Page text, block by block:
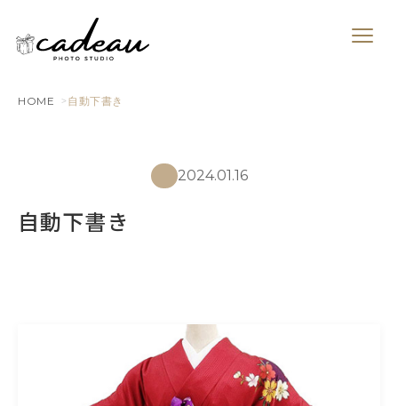
HOME 自動下書き
2024.01.16
自動下書き